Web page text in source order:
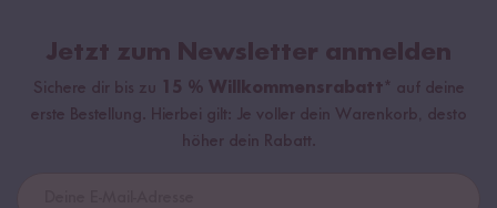
Jetzt zum Newsletter anmelden
Sichere dir bis zu 15 % Willkommensrabatt* auf deine
erste Bestellung. Hierbei gilt: Je voller dein Warenkorb, desto
höher dein Rabatt.